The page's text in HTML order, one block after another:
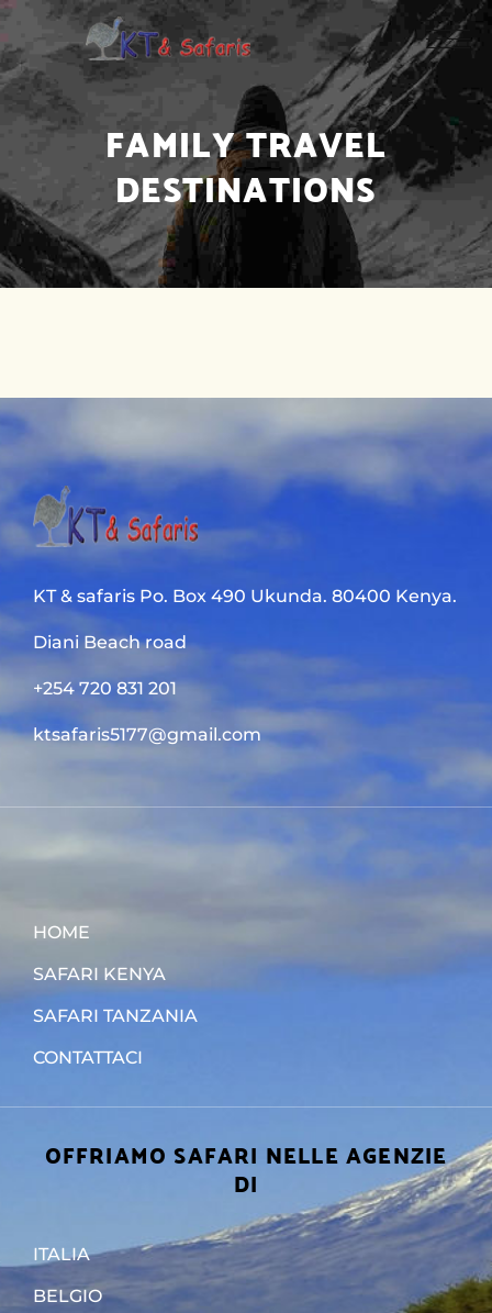
FAMILY TRAVEL
DESTINATIONS
KT & safaris Po. Box 490 Ukunda. 80400 Kenya.
Diani Beach road
+254 720 831 201
ktsafaris5177@gmail.com
HOME
SAFARI KENYA
SAFARI TANZANIA
CONTATTACI
OFFRIAMO SAFARI NELLE AGENZIE
DI
ITALIA
BELGIO